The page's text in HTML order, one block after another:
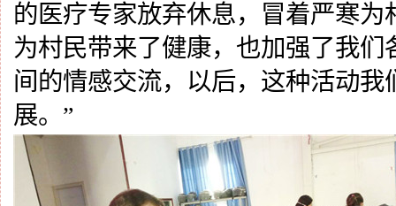
的医疗专家放弃休息，冒着严寒为
为村民带来了健康，也加强了我们
间的情感交流，以后，这种活动我
展。”